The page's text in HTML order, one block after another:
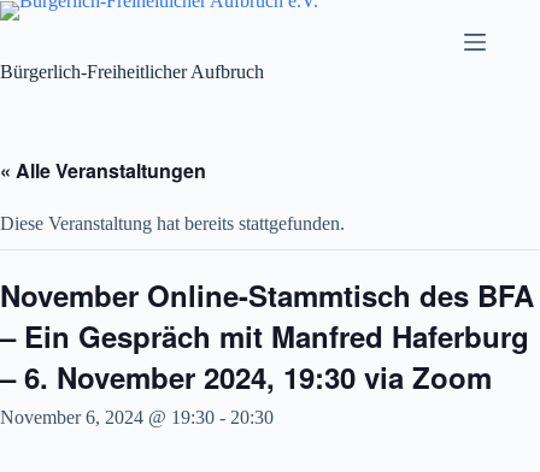
Zum
Bürgerlich-Freiheitlicher Aufbruch
« Alle Veranstaltungen
Diese Veranstaltung hat bereits stattgefunden.
November Online-Stammtisch des BFA
– Ein Gespräch mit Manfred Haferburg
– 6. November 2024, 19:30 via Zoom
November 6, 2024 @ 19:30 - 20:30